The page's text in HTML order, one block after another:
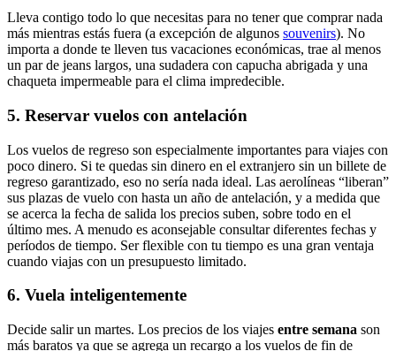
Lleva contigo todo lo que necesitas para no tener que comprar nada
más mientras estás fuera (a excepción de algunos souvenirs). No
importa a donde te lleven tus vacaciones económicas, trae al menos
un par de jeans largos, una sudadera con capucha abrigada y una
chaqueta impermeable para el clima impredecible.
5. Reservar vuelos con antelación
Los vuelos de regreso son especialmente importantes para viajes con
poco dinero. Si te quedas sin dinero en el extranjero sin un billete de
regreso garantizado, eso no sería nada ideal. Las aerolíneas “liberan”
sus plazas de vuelo con hasta un año de antelación, y a medida que
se acerca la fecha de salida los precios suben, sobre todo en el
último mes. A menudo es aconsejable consultar diferentes fechas y
períodos de tiempo. Ser flexible con tu tiempo es una gran ventaja
cuando viajas con un presupuesto limitado.
6. Vuela inteligentemente
Decide salir un martes. Los precios de los viajes entre semana son
más baratos ya que se agrega un recargo a los vuelos de fin de